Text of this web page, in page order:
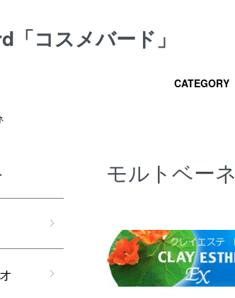
コスメバード」
CATEGORY
モルトベーネ